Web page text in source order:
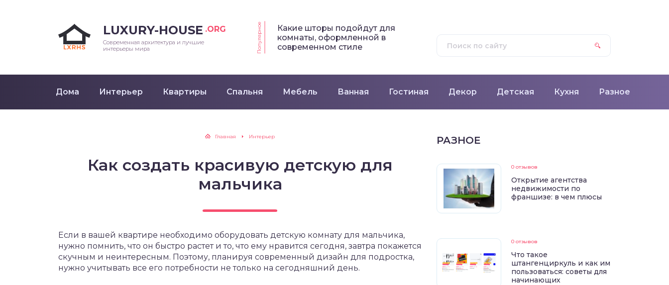
LUXURY-HOUSE .ORG
Современная архитектура и лучшие
интерьеры мира
Популярное
Какие шторы подойдут для
комнаты, оформленной в
современном стиле
Дома Интерьер Квартиры Спальня Мебель Ванная Гостиная Декор Детская Кухня Разное
Главная Интерьер
Как создать красивую детскую для
мальчика
Если в вашей квартире необходимо оборудовать детскую комнату для мальчика,
нужно помнить, что он быстро растет и то, что ему нравится сегодня, завтра покажется
скучным и неинтересным. Поэтому, планируя современный дизайн для подростка,
нужно учитывать все его потребности не только на сегодняшний день.
РАЗНОЕ
0 отзывов
Открытие агентства
недвижимости по
франшизе: в чем плюсы
0 отзывов
Что такое
штангенциркуль и как им
пользоваться: советы для
начинающих